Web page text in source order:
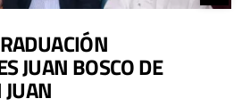
JUAN BOSCO DE